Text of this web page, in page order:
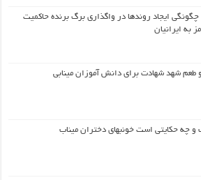
ایجاد روندها در واگذاری برگ برنده حاکمیت
به ایرانیان
طعم شهد شهادت برای دانش آموزان مینابی
و چه حکایتی است خونبهای دختران میناب